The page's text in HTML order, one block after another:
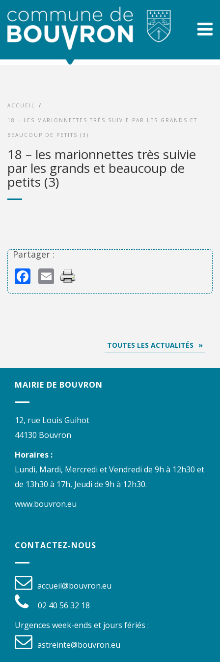
ACCUEIL /
18 – LES MARIONNETTES TRÈS SUIVIE PAR LES GRANDS ET
BEAUCOUP DE PETITS (3)
18 – les marionnettes très suivie
par les grands et beaucoup de
petits (3)
Partager :
Facebook
Email
TOUTES LES ACTUALITÉS
MAIRIE DE BOUVRON
12, rue Louis Guihot
44130 Bouvron
Horaires :
Lundi, Mardi, Mercredi et Vendredi de 9h à 12h30 et
de 13h30 à 17h, Jeudi de 9h à 12h30.
www.bouvron.eu
CONTACTEZ-NOUS
accueil@bouvron.eu
02 40 56 32 18
Urgences week-ends et jours fériés :
astreinte@bouvron.eu